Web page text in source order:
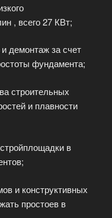
, всего 27 КВт;
демонтаж за счет
фундамента;
строительных
и плавности
в
и конструктивных
простоев в